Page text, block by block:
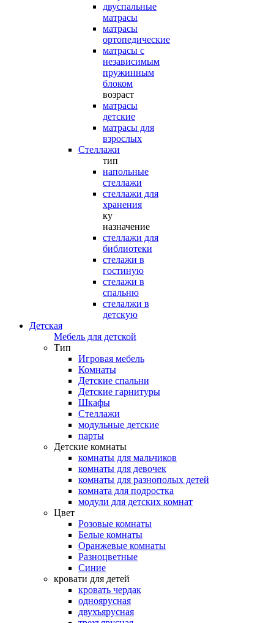
двуспальные
матрасы
матрасы
ортопедические
матрасы с
независимым
пружинным
блоком
возраст
матрасы
детские
матрасы для
взрослых
Стеллажи
тип
напольные
стеллажи
стеллажи для
хранения
ку
назначение
стеллажи для
библиотеки
стелажи в
гостиную
стелажи в
спальню
стелалжи в
детскую
Детская
Мебель для детской
Тип
Игровая мебель
Комнаты
Детские спальни
Детские гарнитуры
Шкафы
Стеллажи
модульные детские
парты
Детские комнаты
комнаты для мальчиков
комнаты для девочек
комнаты для разнополых детей
комната для подростка
модули для детских комнат
Цвет
Розовые комнаты
Белые комнаты
Оранжевые комнаты
Разноцветные
Синие
кровати для детей
кровать чердак
одноярусная
двухъярусная